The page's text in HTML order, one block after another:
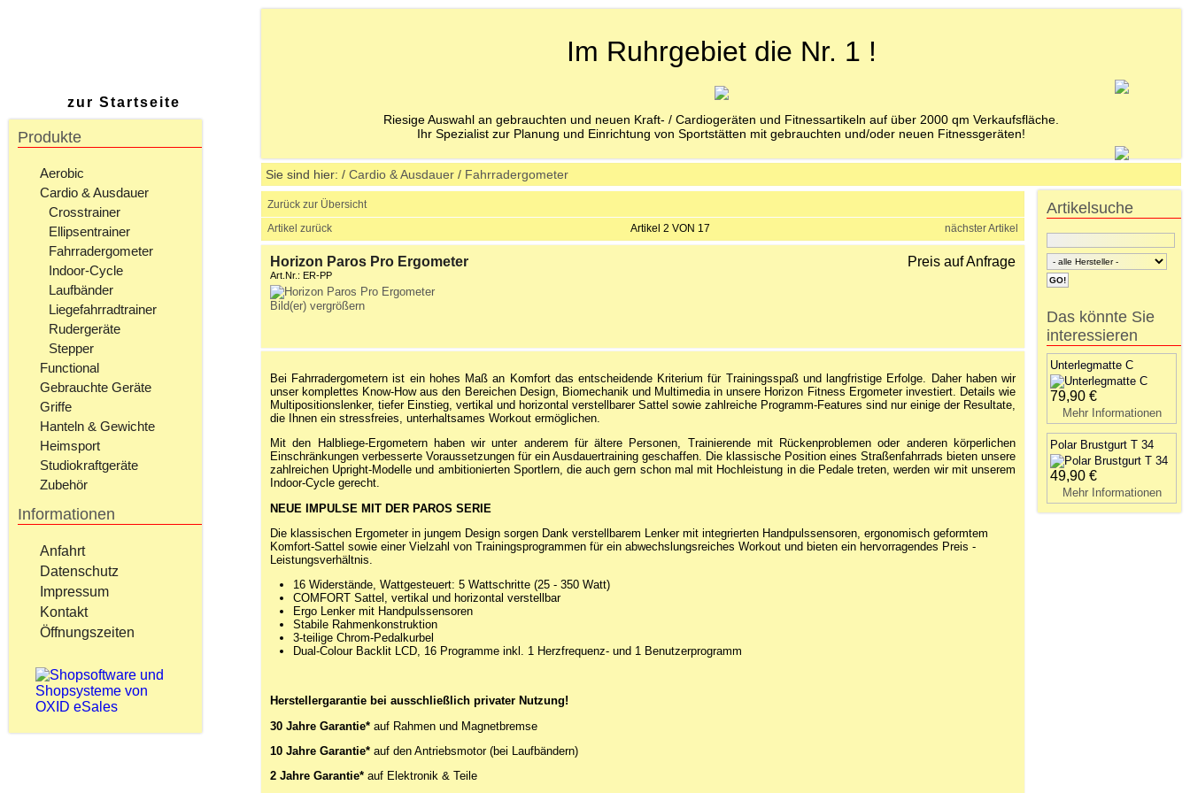
zur Startseite
Produkte
Aerobic
Cardio & Ausdauer
Crosstrainer
Ellipsentrainer
Fahrradergometer
Indoor-Cycle
Laufbänder
Liegefahrradtrainer
Rudergeräte
Stepper
Functional
Gebrauchte Geräte
Griffe
Hanteln & Gewichte
Heimsport
Studiokraftgeräte
Zubehör
Informationen
Anfahrt
Datenschutz
Impressum
Kontakt
Öffnungszeiten
Im Ruhrgebiet die Nr. 1 !
Riesige Auswahl an gebrauchten und neuen Kraft- / Cardiogeräten und Fitnessartikeln auf über 2000 qm Verkaufsfläche.
Ihr Spezialist zur Planung und Einrichtung von Sportstätten mit gebrauchten und/oder neuen Fitnessgeräten!
Sie sind hier: / Cardio & Ausdauer / Fahrradergometer
Artikelsuche
Das könnte Sie
interessieren
Unterlegmatte C
79,90 €
Mehr Informationen
Polar Brustgurt T 34
49,90 €
Mehr Informationen
Zurück zur Übersicht
Artikel zurück
Artikel 2 VON 17 nächster Artikel
Horizon Paros Pro Ergometer
Art.Nr.: ER-PP
Bild(er) vergrößern
Preis auf Anfrage
Bei Fahrradergometern ist ein hohes Maß an Komfort das entscheidende Kriterium für Trainingsspaß und langfristige Erfolge. Daher haben wir
unser komplettes Know-How aus den Bereichen Design, Biomechanik und Multimedia in unsere Horizon Fitness Ergometer investiert. Details wie
Multipositionslenker, tiefer Einstieg, vertikal und horizontal verstellbarer Sattel sowie zahlreiche Programm-Features sind nur einige der Resultate,
die Ihnen ein stressfreies, unterhaltsames Workout ermöglichen.
Mit den Halbliege-Ergometern haben wir unter anderem für ältere Personen, Trainierende mit Rückenproblemen oder anderen körperlichen
Einschränkungen verbesserte Voraussetzungen für ein Ausdauertraining geschaffen. Die klassische Position eines Straßenfahrrads bieten unsere
zahlreichen Upright-Modelle und ambitionierten Sportlern, die auch gern schon mal mit Hochleistung in die Pedale treten, werden wir mit unserem
Indoor-Cycle gerecht.
NEUE IMPULSE MIT DER PAROS SERIE
Die klassischen Ergometer in jungem Design sorgen Dank verstellbarem Lenker mit integrierten Handpulssensoren, ergonomisch geformtem
Komfort-Sattel sowie einer Vielzahl von Trainingsprogrammen für ein abwechslungsreiches Workout und bieten ein hervorragendes Preis -
Leistungsverhältnis.
16 Widerstände, Wattgesteuert: 5 Wattschritte (25 - 350 Watt)
COMFORT Sattel, vertikal und horizontal verstellbar
Ergo Lenker mit Handpulssensoren
Stabile Rahmenkonstruktion
3-teilige Chrom-Pedalkurbel
Dual-Colour Backlit LCD, 16 Programme inkl. 1 Herzfrequenz- und 1 Benutzerprogramm
Herstellergarantie bei ausschließlich privater Nutzung!
30 Jahre Garantie* auf Rahmen und Magnetbremse
10 Jahre Garantie* auf den Antriebsmotor (bei Laufbändern)
2 Jahre Garantie* auf Elektronik & Teile